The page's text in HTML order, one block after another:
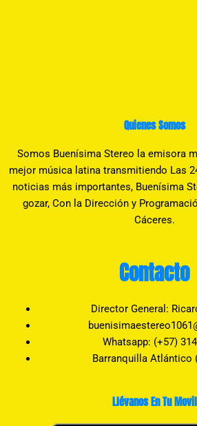
Quienes Somos
Somos Buenísima Stereo la emisora
mejor música latina transmitiendo Las
noticias más importantes, Buenísima
gozar, Con la Dirección y
Cáceres.
Contacto
Director General:
Whatsapp: (+57)
Barranquilla Atlántico
Llévanos En Tu Movil